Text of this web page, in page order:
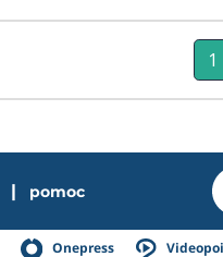
1
| pomoc
Onepress